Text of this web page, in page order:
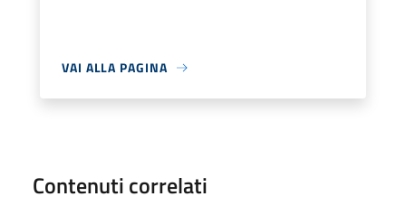
VAI ALLA PAGINA
Contenuti correlati